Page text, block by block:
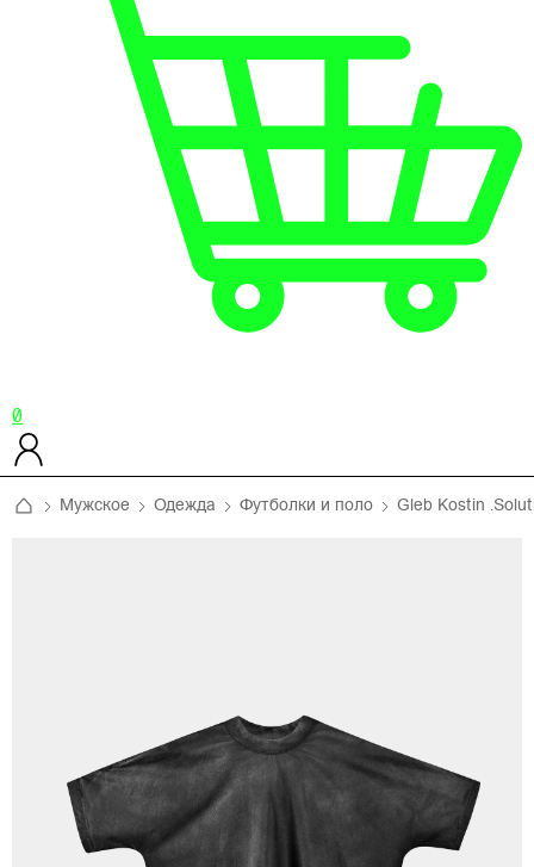
0
Мужское Одежда Футболки и поло Gleb Kostin